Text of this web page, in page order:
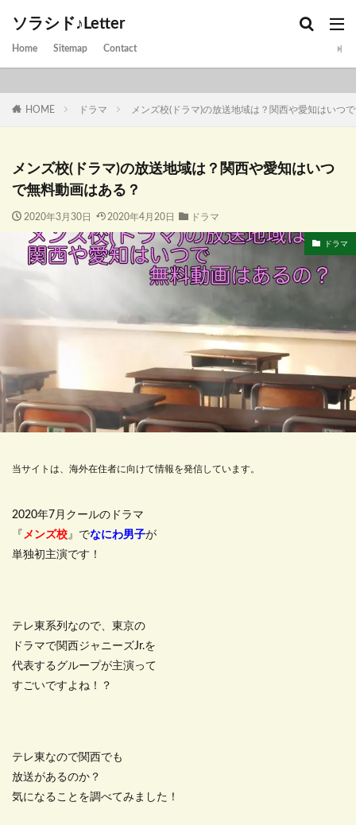
ソラシド♪Letter
Home Sitemap Contact
HOME ドラマ メンズ校(ドラマ)の放送地域は？関西や愛知はいつ
メンズ校(ドラマ)の放送地域は？関西や愛知はいつ
で無料動画はある？
2020年3月30日 2020年4月20日 ドラマ
ドラマ
当サイトは、海外在住者に向けて情報を発信しています。
2020年7月クールのドラマ
『 メンズ校』でなにわ男子が
単独初主演です！
テレ東系列なので、東京の
ドラマで関西ジャニーズJr.を
代表するグループが主演って
すごいですよね！？
テレ東なので関西でも
放送があるのか？
気になることを調べてみました！